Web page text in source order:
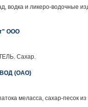
водка и ликеро-водочные
ООО
Сахар.
(ОАО)
меласса, сахар-песок